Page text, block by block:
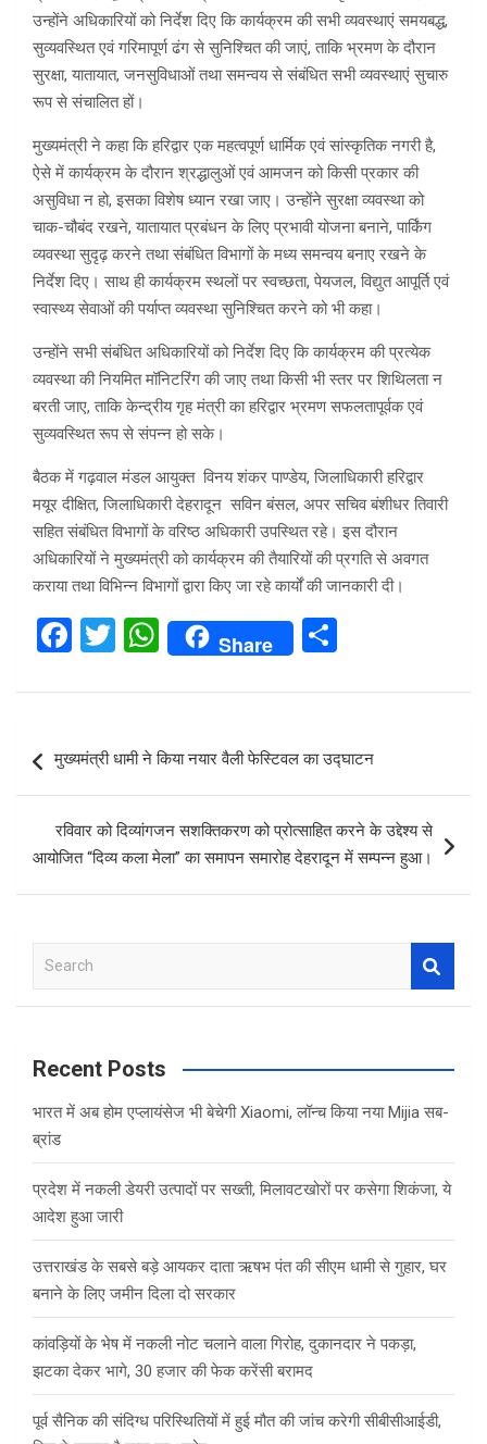
उन्होंने अधिकारियों को निर्देश दिए कि कार्यक्रम की सभी व्यवस्थाएं समयबद्ध,
सुव्यवस्थित एवं गरिमापूर्ण ढंग से सुनिश्चित की जाएं, ताकि भ्रमण के दौरान
सुरक्षा, यातायात, जनसुविधाओं तथा समन्वय से संबंधित सभी व्यवस्थाएं सुचारु
रूप से संचालित हों।
मुख्यमंत्री ने कहा कि हरिद्वार एक महत्वपूर्ण धार्मिक एवं सांस्कृतिक नगरी है,
ऐसे में कार्यक्रम के दौरान श्रद्धालुओं एवं आमजन को किसी प्रकार की
असुविधा न हो, इसका विशेष ध्यान रखा जाए। उन्होंने सुरक्षा व्यवस्था को
चाक-चौबंद रखने, यातायात प्रबंधन के लिए प्रभावी योजना बनाने, पार्किंग
व्यवस्था सुदृढ़ करने तथा संबंधित विभागों के मध्य समन्वय बनाए रखने के
निर्देश दिए। साथ ही कार्यक्रम स्थलों पर स्वच्छता, पेयजल, विद्युत आपूर्ति एवं
स्वास्थ्य सेवाओं की पर्याप्त व्यवस्था सुनिश्चित करने को भी कहा।
उन्होंने सभी संबंधित अधिकारियों को निर्देश दिए कि कार्यक्रम की प्रत्येक
व्यवस्था की नियमित मॉनिटरिंग की जाए तथा किसी भी स्तर पर शिथिलता न
बरती जाए, ताकि केन्द्रीय गृह मंत्री का हरिद्वार भ्रमण सफलतापूर्वक एवं
सुव्यवस्थित रूप से संपन्न हो सके।
बैठक में गढ़वाल मंडल आयुक्त विनय शंकर पाण्डेय, जिलाधिकारी हरिद्वार
मयूर दीक्षित, जिलाधिकारी देहरादून सविन बंसल, अपर सचिव बंशीधर तिवारी
सहित संबंधित विभागों के वरिष्ठ अधिकारी उपस्थित रहे। इस दौरान
अधिकारियों ने मुख्यमंत्री को कार्यक्रम की तैयारियों की प्रगति से अवगत
कराया तथा विभिन्न विभागों द्वारा किए जा रहे कार्यों की जानकारी दी।
F
ce
b
o
o
k
T
tt
er
W
h
at
s
A
p
p
Share
ar
navigation
मुख्यमंत्री धामी ने किया नयार वैली फेस्टिवल का उद्घाटन
रविवार को दिव्यांगजन सशक्तिकरण को प्रोत्साहित करने के उद्देश्य से
आयोजित “दिव्य कला मेला” का समापन समारोह देहरादून में सम्पन्न हुआ।
a
c
Recent Posts
भारत में अब होम एप्लायंसेज भी बेचेगी Xiaomi, लॉन्च किया नया Mijia सब-
ब्रांड
प्रदेश में नकली डेयरी उत्पादों पर सख्ती, मिलावटखोरों पर कसेगा शिकंजा, ये
आदेश हुआ जारी
उत्तराखंड के सबसे बड़े आयकर दाता ऋषभ पंत की सीएम धामी से गुहार, घर
बनाने के लिए जमीन दिला दो सरकार
कांवड़ियों के भेष में नकली नोट चलाने वाला गिरोह, दुकानदार ने पकड़ा,
झटका देकर भागे, 30 हजार की फेक करेंसी बरामद
पूर्व सैनिक की संदिग्ध परिस्थितियों में हुई मौत की जांच करेगी सीबीसीआईडी,